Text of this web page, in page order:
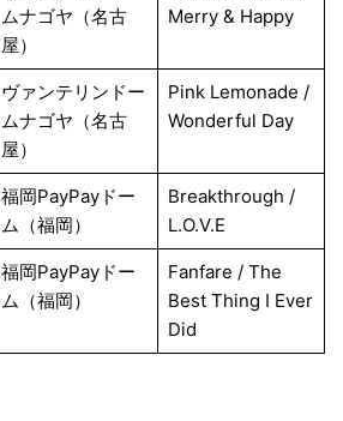
ムナゴヤ（名古
屋）
Merry & Happy
ヴァンテリンドー
ムナゴヤ（名古
屋）
Pink Lemonade /
Wonderful Day
福岡PayPayドー
ム（福岡）
Breakthrough /
L.O.V.E
福岡PayPayドー
ム（福岡）
Fanfare / The
Best Thing I Ever
Did